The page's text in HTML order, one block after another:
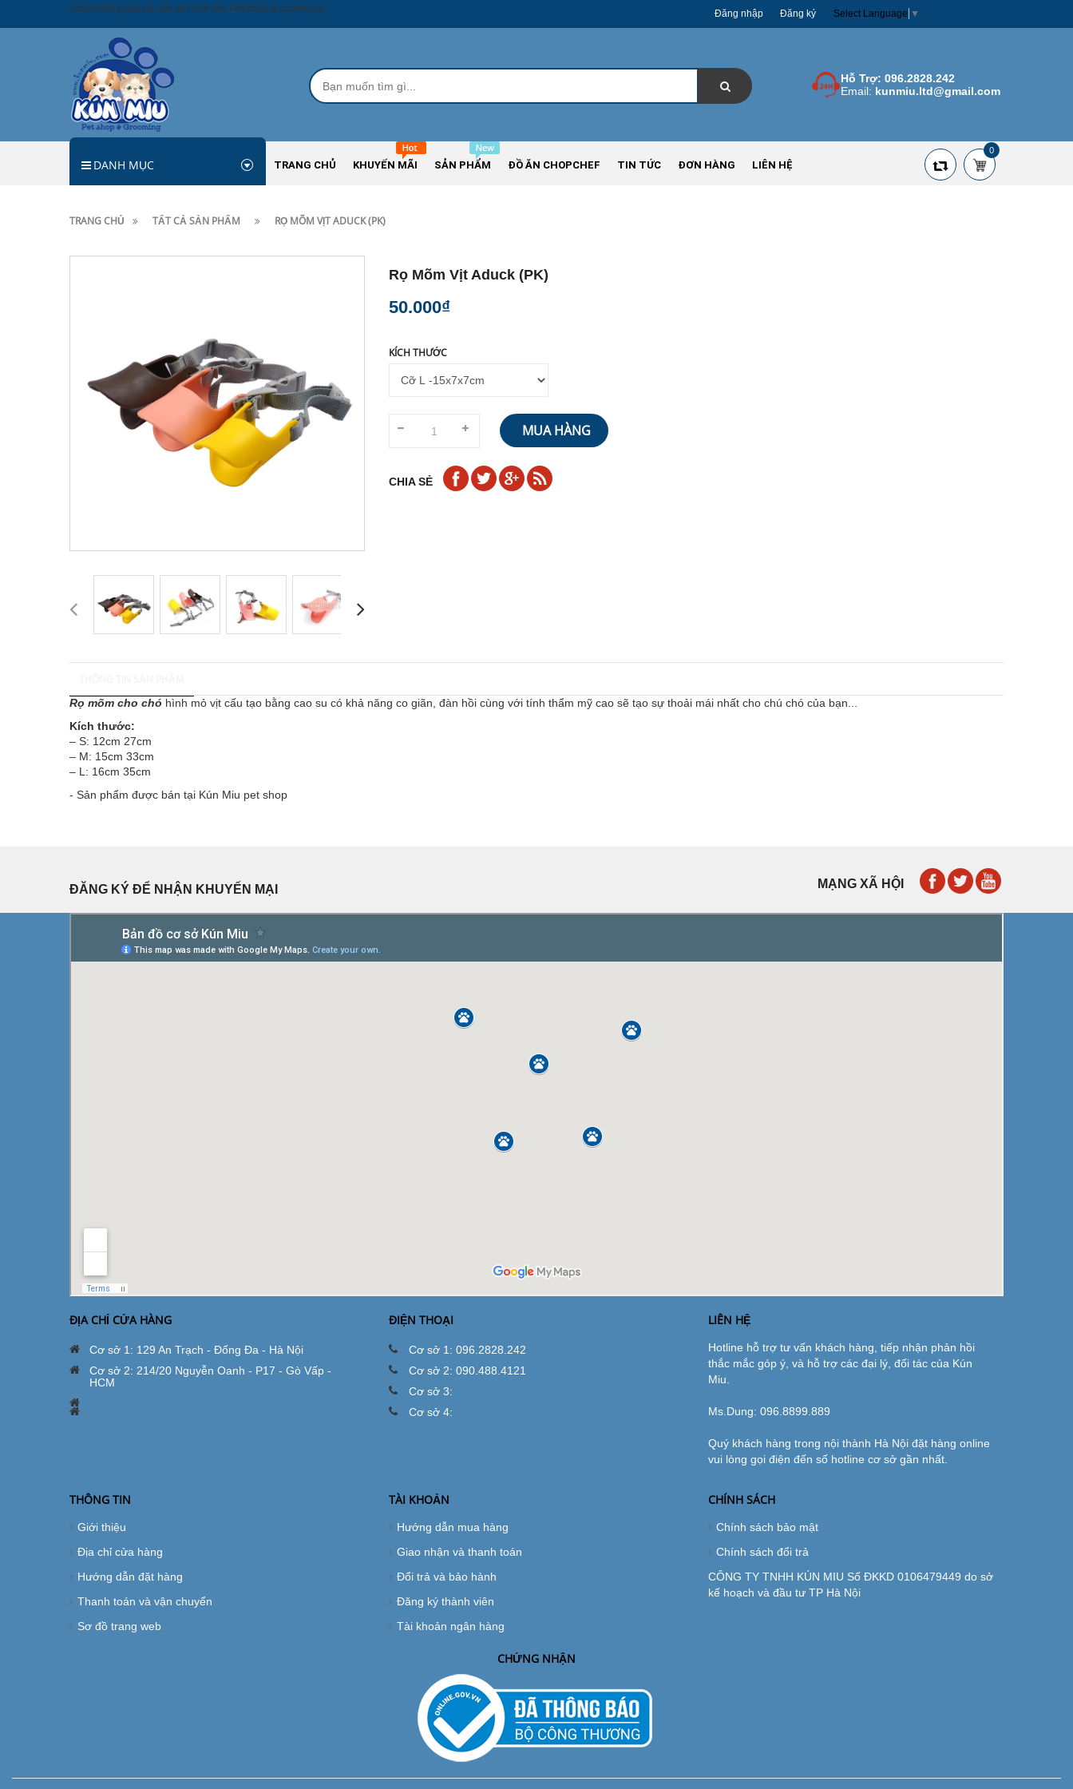
Chào mừng bạn đã đến với Kún Miu Pet shop & grooming! Đăng nhập Đăng ký Select Language ▼
Hỗ Trợ: 096.2828.242
Email: kunmiu.ltd@gmail.com
DANH MỤC TRANG CHỦ KHUYẾN MÃI SẢN PHẨM ĐỒ ĂN CHOPCHEF TIN TỨC ĐƠN HÀNG LIÊN HỆ
0
TRANG CHỦ TẤT CẢ SẢN PHẨM RỌ MÕM VỊT ADUCK (PK)
Rọ Mõm Vịt Aduck (PK)
50.000₫
KÍCH THƯỚC
MUA HÀNG
CHIA SẺ
Rọ mõm cho chó hình mỏ vịt cấu tạo bằng cao su có khả năng co giãn, đàn hồi cùng với tính thẩm mỹ cao sẽ tạo sự thoải mái nhất cho chú chó của bạn...
Kích thước:
– S: 12cm 27cm
– M: 15cm 33cm
– L: 16cm 35cm
- Sản phẩm được bán tại Kún Miu pet shop
ĐĂNG KÝ ĐỂ NHẬN KHUYẾN MẠI MẠNG XÃ HỘI
ĐỊA CHỈ CỬA HÀNG
Cơ sở 1: 129 An Trạch - Đống Đa - Hà Nội
Cơ sở 2: 214/20 Nguyễn Oanh - P17 - Gò Vấp -
HCM
ĐIỆN THOẠI
Cơ sở 1: 096.2828.242
Cơ sở 2: 090.488.4121
Cơ sở 3:
Cơ sở 4:
LIÊN HỆ
Hotline hỗ trợ tư vấn khách hàng, tiếp nhận phản hồi
thắc mắc góp ý, và hỗ trợ các đại lý, đối tác của Kún
Miu.
Ms.Dung: 096.8899.889
Quý khách hàng trong nội thành Hà Nội đặt hàng online
vui lòng gọi điện đến số hotline cơ sở gần nhất.
THÔNG TIN
Giới thiệu
Địa chỉ cửa hàng
Hướng dẫn đặt hàng
Thanh toán và vận chuyển
Sơ đồ trang web
TÀI KHOẢN
Hướng dẫn mua hàng
Giao nhận và thanh toán
Đổi trả và bảo hành
Đăng ký thành viên
Tài khoản ngân hàng
CHÍNH SÁCH
Chính sách bảo mật
Chính sách đổi trả
CÔNG TY TNHH KÚN MIU Số ĐKKD 0106479449 do sở
kế hoạch và đầu tư TP Hà Nội
CHỨNG NHẬN